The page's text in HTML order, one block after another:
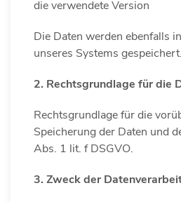
die verwendete Version
Die Daten werden ebenfalls
unseres Systems gespeichert.
2. Rechtsgrundlage für die
Rechtsgrundlage für die
Speicherung der Daten und
Abs. 1 lit. f DSGVO.
3. Zweck der